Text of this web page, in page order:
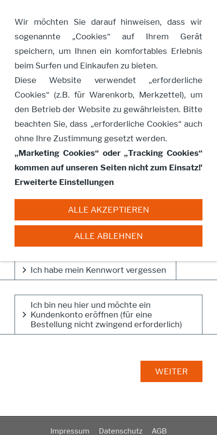
Navigation öffnen
Anmeldung
Ich habe bereits ein Konto
Bitte melden Sie sich mit Ihrem Kennwort an.
E-Mail Adresse:
Ich habe mein Kennwort vergessen
Ich bin neu hier und möchte ein
Kundenkonto eröffnen (für eine
Bestellung nicht zwingend erforderlich)
Impressum Datenschutz AGB
Wir möchten Sie darauf hinweisen, dass wir
sogenannte „Cookies“ auf Ihrem Gerät
speichern, um Ihnen ein komfortables Erlebnis
beim Surfen und Einkaufen zu bieten.
Diese Website verwendet „erforderliche
Cookies“ (z.B. für Warenkorb, Merkzettel), um
den Betrieb der Website zu gewährleisten. Bitte
beachten Sie, dass „erforderliche Cookies“ auch
ohne Ihre Zustimmung gesetzt werden.
„Marketing Cookies“ oder „Tracking Cookies“
kommen auf unseren Seiten nicht zum Einsatz!'
Erweiterte Einstellungen
ALLE AKZEPTIEREN
ALLE ABLEHNEN